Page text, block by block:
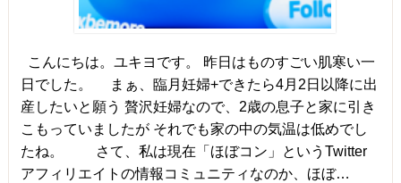
こんにちは。ユキヨです。 昨日はものすごい肌寒い一
日でした。 まぁ、臨月妊婦+できたら4月2日以降に出
産したいと願う 贅沢妊婦なので、2歳の息子と家に引き
こもっていましたが それでも家の中の気温は低めでし
たね。 さて、私は現在「ほぼコン」というTwitter
アフィリエイトの情報コミュニティなのか、ほぼ…